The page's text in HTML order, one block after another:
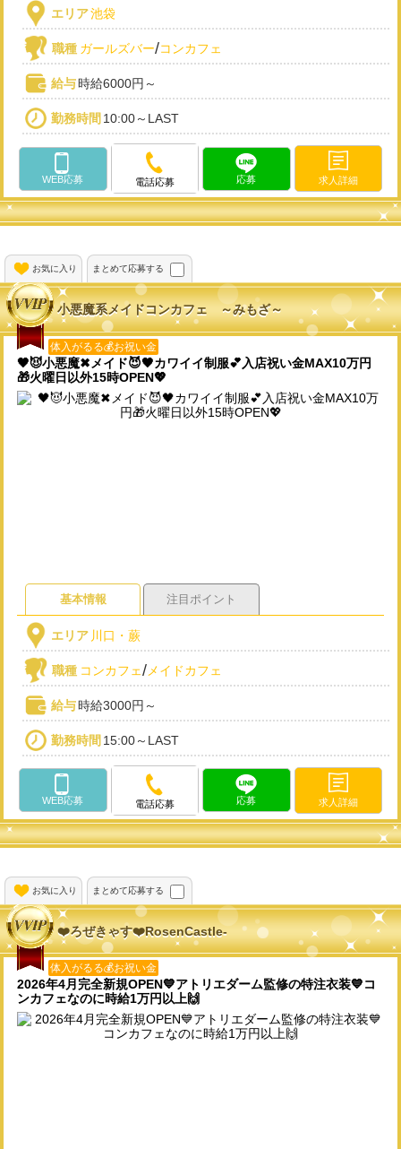
エリア池袋
職種 ガールズバー/コンカフェ
給与時給6000円～
勤務時間 10:00～LAST
WEB応募 電話応募 応募 求人詳細
お気に入り まとめて応募する
小悪魔系メイドコンカフェ ～みもざ～
体入がるる💰お祝い金
🖤😈小悪魔✖メイド😈🖤カワイイ制服💕入店祝い金MAX10万円
🎁火曜日以外15時OPEN💖
基本情報 注目ポイント
エリア 川口・蕨
職種 コンカフェ/ メイドカフェ
給与時給3000円～
勤務時間15:00～LAST
WEB応募 電話応募 応募 求人詳細
お気に入り まとめて応募する
❤️ろぜきゃす❤️RosenCastle-
体入がるる💰お祝い金
2026年4月完全新規OPEN💙アトリエダーム監修の特注衣装💙コ
ンカフェなのに時給1万円以上🙌